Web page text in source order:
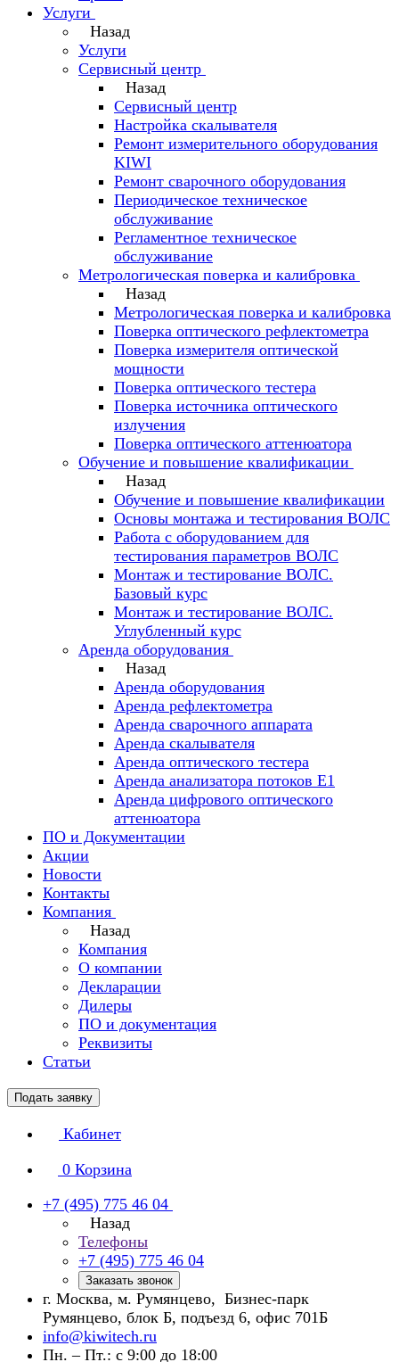
Услуги
Назад
Услуги
Сервисный центр
Назад
Сервисный центр
Настройка скалывателя
Ремонт измерительного оборудования
KIWI
Ремонт сварочного оборудования
Периодическое техническое
обслуживание
Регламентное техническое
обслуживание
Метрологическая поверка и калибровка
Назад
Метрологическая поверка и калибровка
Поверка оптического рефлектометра
Поверка измерителя оптической
мощности
Поверка оптического тестера
Поверка источника оптического
излучения
Поверка оптического аттенюатора
Обучение и повышение квалификации
Назад
Обучение и повышение квалификации
Основы монтажа и тестирования ВОЛС
Работа с оборудованием для
тестирования параметров ВОЛС
Монтаж и тестирование ВОЛС.
Базовый курс
Монтаж и тестирование ВОЛС.
Углубленный курс
Аренда оборудования
Назад
Аренда оборудования
Аренда рефлектометра
Аренда сварочного аппарата
Аренда скалывателя
Аренда оптического тестера
Аренда анализатора потоков Е1
Аренда цифрового оптического
аттенюатора
ПО и Документации
Акции
Новости
Контакты
Компания
Назад
Компания
О компании
Декларации
Дилеры
ПО и документация
Реквизиты
Статьи
Подать заявку
Кабинет
0 Корзина
+7 (495) 775 46 04
Назад
Телефоны
+7 (495) 775 46 04
Заказать звонок
г. Москва, м. Румянцево, Бизнес-парк
Румянцево, блок Б, подъезд 6, офис 701Б
info@kiwitech.ru
Пн. – Пт.: с 9:00 до 18:00